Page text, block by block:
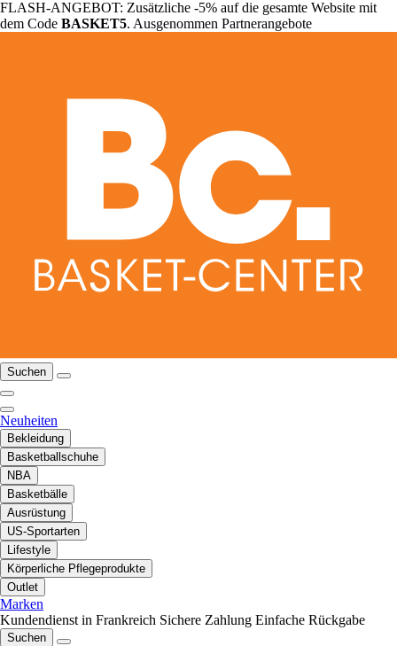
FLASH-ANGEBOT: Zusätzliche -5% auf die gesamte Website mit
dem Code BASKET5. Ausgenommen Partnerangebote
Suchen
Neuheiten
Bekleidung
Basketballschuhe
NBA
Basketbälle
Ausrüstung
US-Sportarten
Lifestyle
Körperliche Pflegeprodukte
Outlet
Marken
Kundendienst in Frankreich Sichere Zahlung Einfache Rückgabe
Suchen